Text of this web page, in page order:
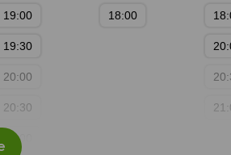
19:00
19:30
20:00
20:30
21:00
18:00